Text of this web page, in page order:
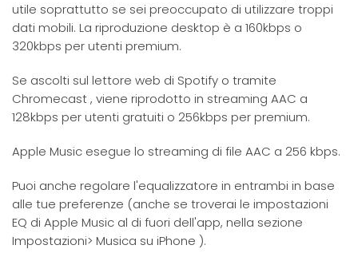
utile soprattutto se sei preoccupato di utilizzare troppi
dati mobili. La riproduzione desktop è a 160kbps o
320kbps per utenti premium.
Se ascolti sul lettore web di Spotify o tramite
Chromecast , viene riprodotto in streaming AAC a
128kbps per utenti gratuiti o 256kbps per premium.
Apple Music esegue lo streaming di file AAC a 256 kbps.
Puoi anche regolare l'equalizzatore in entrambi in base
alle tue preferenze (anche se troverai le impostazioni
EQ di Apple Music al di fuori dell'app, nella sezione
Impostazioni> Musica su iPhone ).